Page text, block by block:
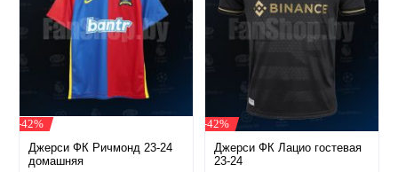
-42%
Джерси ФК Ричмонд 23-24
домашняя
-42%
Джерси ФК Лацио гостевая
23-24